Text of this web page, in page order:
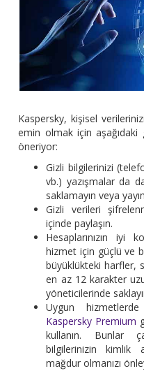
Kaspersky, kişisel
emin olmak için aşağıdaki
öneriyor:
Gizli bilgilerinizi
vb.) yazışmalar da
saklamayın veya
Gizli verileri
içinde paylaşın.
Hesaplarınızın iyi
hizmet için güçlü ve
büyüklükteki harfler,
en az 12 karakter
yöneticilerinde
Uygun
Kaspersky Premium
kullanın. Bunlar
bilgilerinizin kimlik
mağdur olmanızı